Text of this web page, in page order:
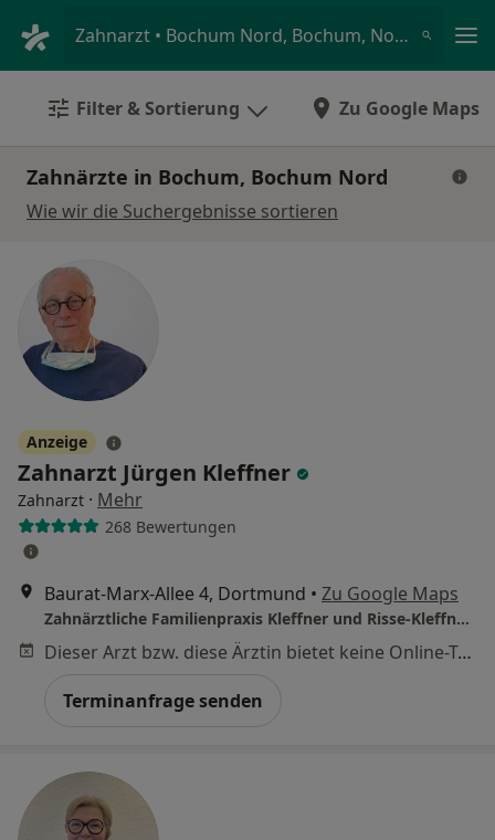
Zahnarzt • Bochum Nord, Bochum, Nordrhein-Westfalen
Filter & Sortierung Zu Google Maps
Zahnärzte in Bochum, Bochum Nord
Wie wir die Suchergebnisse sortieren
Anzeige
Zahnarzt Jürgen Kleffner
Zahnarzt · Mehr
268 Bewertungen
Baurat-Marx-Allee 4, Dortmund • Zu Google Maps
Zahnärztliche Familienpraxis Kleffner und Risse-Kleffner | Gemeinschaftspraxis | Zahnarzt in Dortmund |
Dieser Arzt bzw. diese Ärztin bietet keine Online-Terminbuchung an diesem Standort an.
Terminanfrage senden